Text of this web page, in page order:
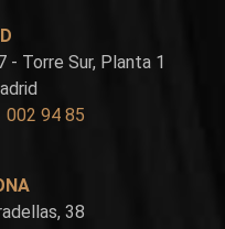
- Torre Sur, Planta 1
002 94 85
38